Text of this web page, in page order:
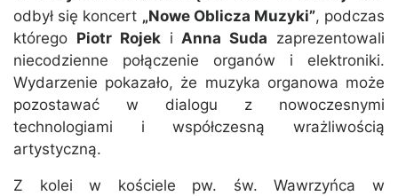
odbył się koncert „Nowe Oblicza Muzyki”, podczas
którego Piotr RojekiAnna Suda zaprezentowali
niecodzienne połączenie organów i elektroniki.
Wydarzenie pokazało, że muzyka organowa może
pozostawać w dialogu z nowoczesnymi
technologiami i współczesną wrażliwością
artystyczną.
Z kolei w kościele pw. św. Wawrzyńca w